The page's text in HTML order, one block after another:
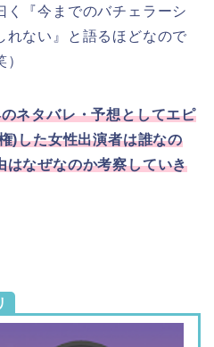
く『今までのバチェラーシ
れない』と語るほどなので
ネタバレ・予想としてエピ
)した女性出演者は誰なの
はなぜなのか考察していき